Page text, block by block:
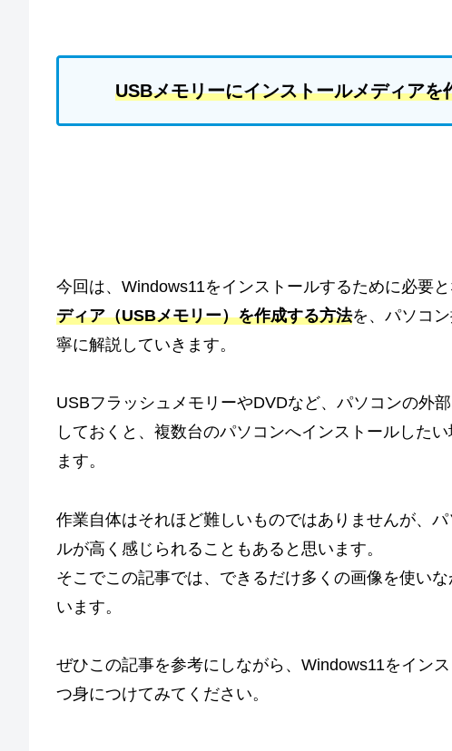
USBメモリーにインストールメディア
今回は、Windows11をインストールするために必要と
ディア（USBメモリー）を作成する方法を、パソコ
寧に解説していきます。
USBフラッシュメモリーやDVDなど、パソコンの外
しておくと、複数台のパソコンへインストールした
ます。
作業自体はそれほど難しいものではありませんが、
ルが高く感じられることもあると思います。
そこでこの記事では、できるだけ多くの画像を使い
います。
ぜひこの記事を参考にしながら、Windows11をイン
つ身につけてみてください。